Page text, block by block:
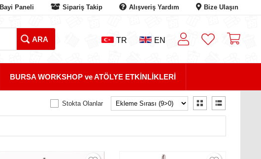
Bayi Paneli Sipariş Takip Alışveriş Yardım Bize Ulaşın
TR EN
BURSA WORKSHOP ve ATÖLYE ETKİNLİKLERİ
Stokta Olanlar